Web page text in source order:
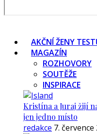
AKČNÍ ŽENY
MAGAZÍN
ROZHOVORY
SOUTĚŽE
INSPIRACE
Kristína a Juraj žijí
jen jedno místo
redakce 7. července